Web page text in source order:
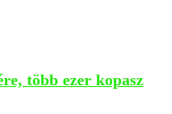
több ezer kopasz